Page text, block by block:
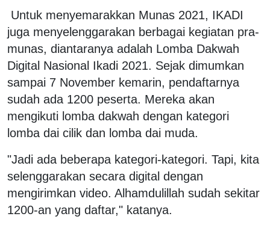
Untuk menyemarakkan Munas 2021, IKADI
juga menyelenggarakan berbagai kegiatan pra-
munas, diantaranya adalah Lomba Dakwah
Digital Nasional Ikadi 2021. Sejak dimumkan
sampai 7 November kemarin, pendaftarnya
sudah ada 1200 peserta. Mereka akan
mengikuti lomba dakwah dengan kategori
lomba dai cilik dan lomba dai muda.
"Jadi ada beberapa kategori-kategori. Tapi, kita
selenggarakan secara digital dengan
mengirimkan video. Alhamdulillah sudah sekitar
1200-an yang daftar," katanya.